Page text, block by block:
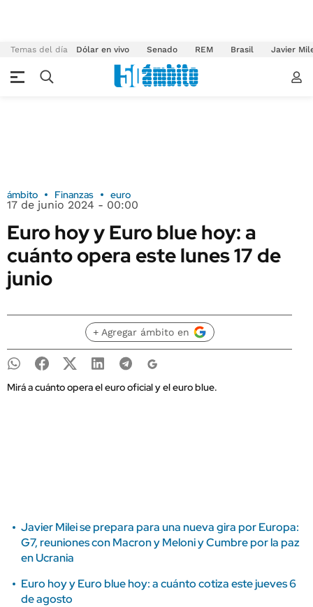
Temas del día Dólar en vivo Senado REM Brasil Javier
ámbito Finanzas euro
17 de junio 2024 - 00:00
Euro hoy y Euro blue hoy: a
cuánto opera este lunes 17 de
junio
+ Agregar ámbito en
Mirá a cuánto opera el euro oficial y el euro blue.
Javier Milei se prepara para una nueva gira por Europa:
G7, reuniones con Macron y Meloni y Cumbre por la paz
en Ucrania
Euro hoy y Euro blue hoy: a cuánto cotiza este jueves 6
de agosto